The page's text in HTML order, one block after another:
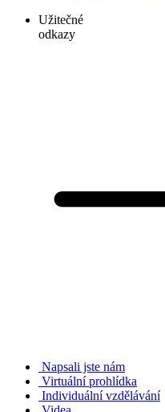
Užitečné
odkazy
Napsali jste nám
Virtuální prohlídka
Individuální vzdělávání